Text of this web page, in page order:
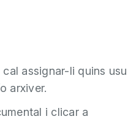
assignar-li quins
arxiver.
i clicar a